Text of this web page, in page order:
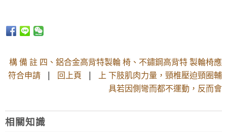
構 備 註 四、鋁合金高背特製輪 椅、不鏽鋼高背特 製輪椅應
符合申請
| 回上頁 | 上 下肢肌肉力量，頸椎壓迫頸圈輔
具若因側彎而都不運動，反而會
相關知識